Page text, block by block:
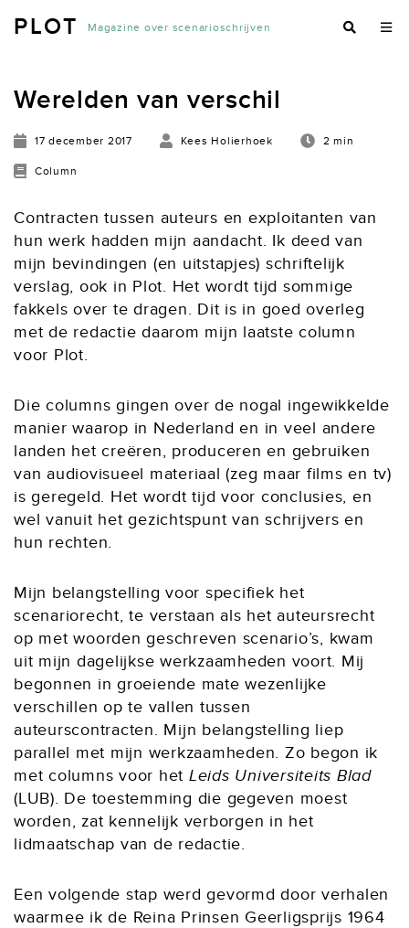
PLOT Magazine over scenarioschrijven
Werelden van verschil
17 december 2017 Kees Holierhoek 2 min
Column
Contracten tussen auteurs en exploitanten van
hun werk hadden mijn aandacht. Ik deed van
mijn bevindingen (en uitstapjes) schriftelijk
verslag, ook in Plot. Het wordt tijd sommige
fakkels over te dragen. Dit is in goed overleg
met de redactie daarom mijn laatste column
voor Plot.
Die columns gingen over de nogal ingewikkelde
manier waarop in Nederland en in veel andere
landen het creëren, produceren en gebruiken
van audiovisueel materiaal (zeg maar films en tv)
is geregeld. Het wordt tijd voor conclusies, en
wel vanuit het gezichtspunt van schrijvers en
hun rechten.
Mijn belangstelling voor specifiek het
scenariorecht, te verstaan als het auteursrecht
op met woorden geschreven scenario’s, kwam
uit mijn dagelijkse werkzaamheden voort. Mij
begonnen in groeiende mate wezenlijke
verschillen op te vallen tussen
auteurscontracten. Mijn belangstelling liep
parallel met mijn werkzaamheden. Zo begon ik
met columns voor het Leids Universiteits Blad
(LUB). De toestemming die gegeven moest
worden, zat kennelijk verborgen in het
lidmaatschap van de redactie.
Een volgende stap werd gevormd door verhalen
waarmee ik de Reina Prinsen Geerligsprijs 1964